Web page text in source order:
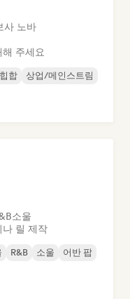
사 노바
주세요
합
상업/메인스트림
소울
나 릴 제작
R&B 소울 어반 팝